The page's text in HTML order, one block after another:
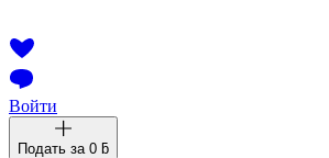
Войти
Подать за 0 ƃ